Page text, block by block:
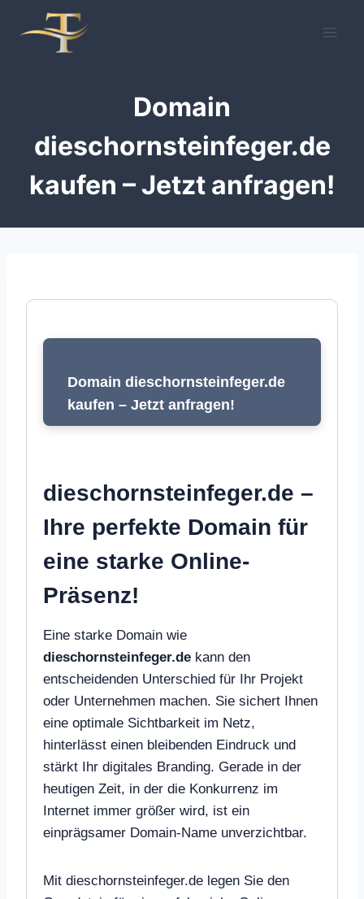
Inhalt
Domain
dieschornsteinfeger.de
kaufen – Jetzt anfragen!
Domain dieschornsteinfeger.de
kaufen – Jetzt anfragen!
dieschornsteinfeger.de –
Ihre perfekte Domain für
eine starke Online-
Präsenz!
Eine starke Domain wie
dieschornsteinfeger.de kann den
entscheidenden Unterschied für Ihr Projekt
oder Unternehmen machen. Sie sichert Ihnen
eine optimale Sichtbarkeit im Netz,
hinterlässt einen bleibenden Eindruck und
stärkt Ihr digitales Branding. Gerade in der
heutigen Zeit, in der die Konkurrenz im
Internet immer größer wird, ist ein
einprägsamer Domain-Name unverzichtbar.
Mit dieschornsteinfeger.de legen Sie den